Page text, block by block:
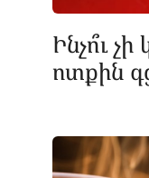
Ինչո՞ւ
ոտքին